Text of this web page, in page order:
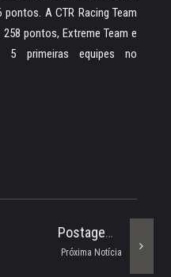
A CTR Racing Team
pontos, Extreme Team e
5 primeiras equipes no
Postagem Mais Recente
Próxima Notícia